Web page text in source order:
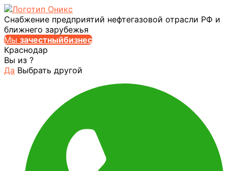
Снабжение предприятий нефтегазовой отрасли РФ и
ближнего зарубежья
Мы зачестныйбизнес
Краснодар
Вы из ?
Да Выбрать другой